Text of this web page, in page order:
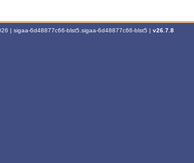
| sigaa-6d48877c66-blst5.sigaa-6d48877c66-blst5 | v26.7.8